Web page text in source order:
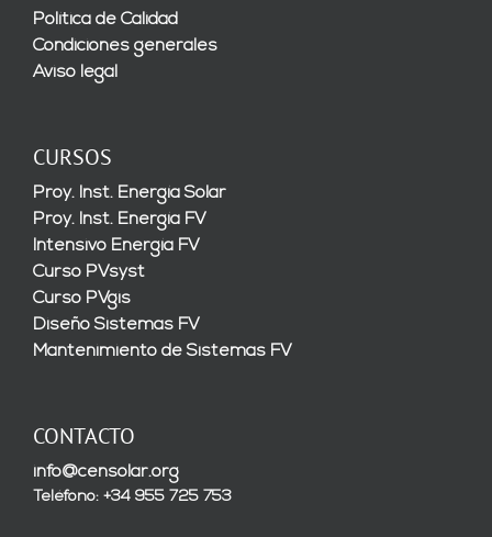
Política de Calidad
Condiciones generales
Aviso legal
CURSOS
Proy. Inst. Energía Solar
Proy. Inst. Energía FV
Intensivo Energía FV
Curso PVsyst
Curso PVgis
Diseño Sistemas FV
Mantenimiento de Sistemas FV
CONTACTO
info@censolar.org
Teléfono: +34 955 725 753